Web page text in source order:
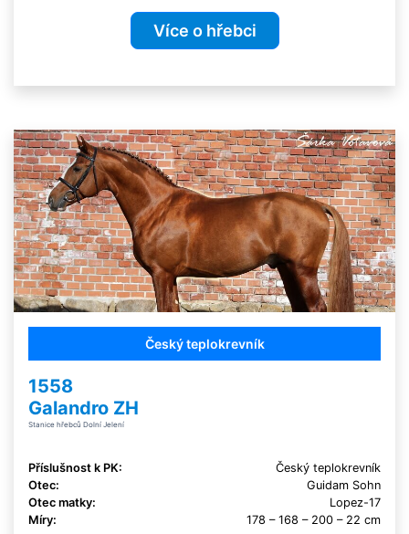
Více o hřebci
Český teplokrevník
1558
Galandro ZH
Stanice hřebců Dolní Jelení
Příslušnost k PK:
Český teplokrevník
Otec:
Guidam Sohn
Otec matky:
Lopez-17
Míry:
178 – 168 – 200 – 22 cm